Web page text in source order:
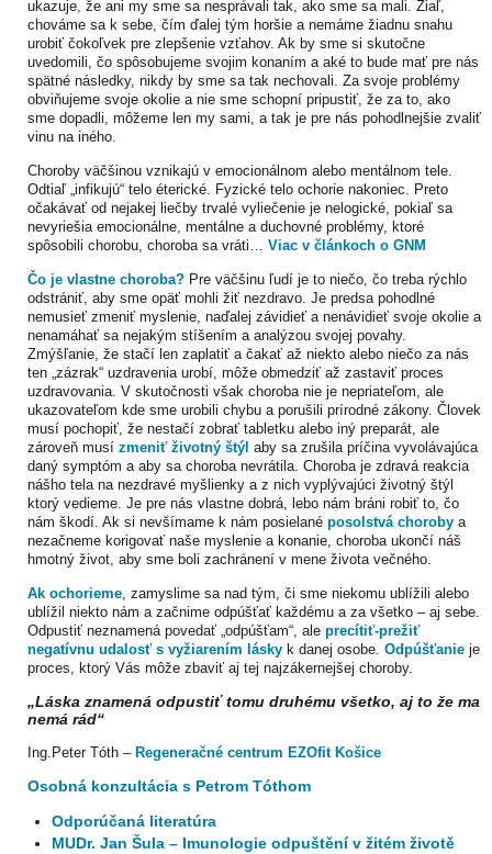
ukazuje, že ani my sme sa nesprávali tak, ako sme sa mali. Žiaľ,
chováme sa k sebe, čím ďalej tým horšie a nemáme žiadnu snahu
urobiť čokoľvek pre zlepšenie vzťahov. Ak by sme si skutočne
uvedomili, čo spôsobujeme svojim konaním a aké to bude mať pre nás
spätné následky, nikdy by sme sa tak nechovali. Za svoje problémy
obviňujeme svoje okolie a nie sme schopní pripustiť, že za to, ako
sme dopadli, môžeme len my sami, a tak je pre nás pohodlnejšie zvaliť
vinu na iného.
Choroby väčšinou vznikajú v emocionálnom alebo mentálnom tele.
Odtiaľ „infikujú“ telo éterické. Fyzické telo ochorie nakoniec. Preto
očakávať od nejakej liečby trvalé vyliečenie je nelogické, pokiaľ sa
nevyriešia emocionálne, mentálne a duchovné problémy, ktoré
spôsobili chorobu, choroba sa vráti… Viac v článkoch o GNM
Čo je vlastne choroba?Pre väčšinu ľudí je to niečo, čo treba rýchlo
odstrániť, aby sme opäť mohli žiť nezdravo. Je predsa pohodlné
nemusieť zmeniť myslenie, naďalej závidieť a nenávidieť svoje okolie a
nenamáhať sa nejakým stíšením a analýzou svojej povahy.
Zmýšľanie, že stačí len zaplatiť a čakať až niekto alebo niečo za nás
ten „zázrak“ uzdravenia urobí, môže obmedziť až zastaviť proces
uzdravovania. V skutočnosti však choroba nie je nepriateľom, ale
ukazovateľom kde sme urobili chybu a porušili prírodné zákony. Človek
musí pochopiť, že nestačí zobrať tabletku alebo iný preparát, ale
zároveň musí zmeniť životný štýl aby sa zrušila príčina vyvolávajúca
daný symptóm a aby sa choroba nevrátila. Choroba je zdravá reakcia
nášho tela na nezdravé myšlienky a z nich vyplývajúci životný štýl
ktorý vedieme. Je pre nás vlastne dobrá, lebo nám bráni robiť to, čo
nám škodí. Ak si nevšímame k nám posielané posolstvá chorobya
nezačneme korigovať naše myslenie a konanie, choroba ukončí náš
hmotný život, aby sme boli zachránení v mene života večného.
Ak ochorieme, zamyslime sa nad tým, či sme niekomu ublížili alebo
ublížil niekto nám a začnime odpúšťať každému a za všetko – aj sebe.
Odpustiť neznamená povedať „odpúšťam“, ale precítiť-prežiť
negatívnu udalosť s vyžiarením láskyk danej osobe. Odpúšťanieje
proces, ktorý Vás môže zbaviť aj tej najzákernejšej choroby.
„Láska znamená odpustiť tomu druhému všetko, aj to že ma
nemá rád“
Ing.Peter Tóth – Regeneračné centrum EZOfit Košice
Osobná konzultácia s Petrom Tóthom
Odporúčaná literatúra
MUDr. Jan Šula – Imunologie odpuštění v žitém životě